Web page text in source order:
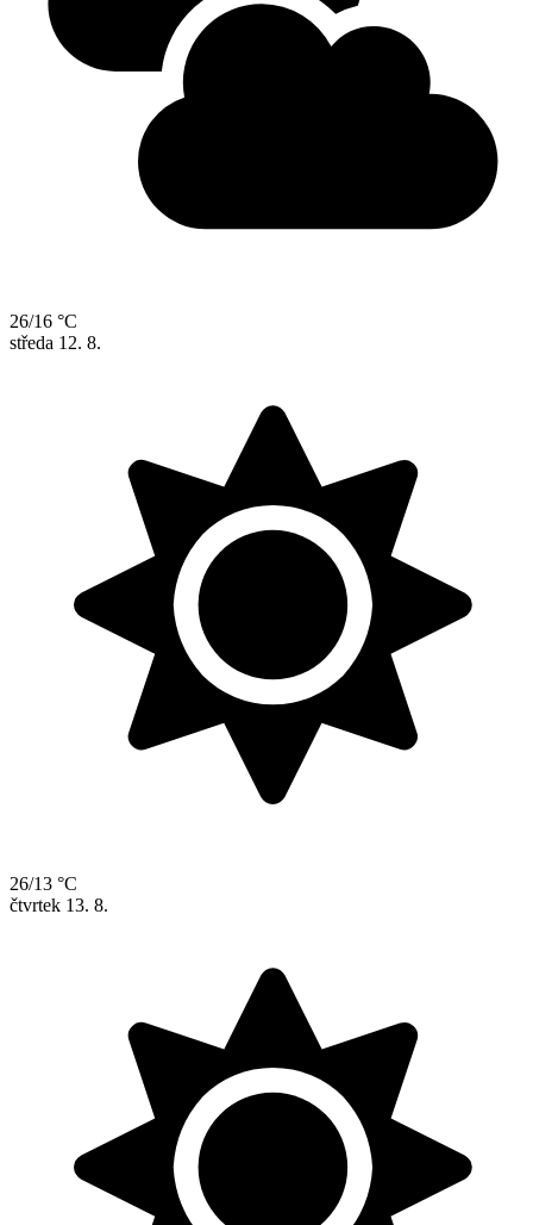
26/16 °C
středa 12. 8.
26/13 °C
čtvrtek 13. 8.